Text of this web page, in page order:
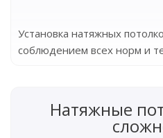
Установка натяжных
соблюдением всех норм и
Натяжные